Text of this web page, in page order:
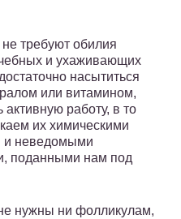
требуют обилия
и ухаживающих
насытиться
или витамином,
активную работу, в то
их химическими
и неведомыми
поданными нам под
нужны ни фолликулам,